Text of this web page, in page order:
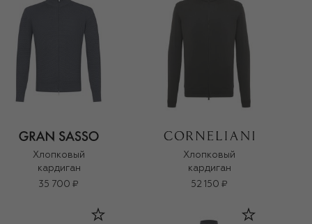
Хлопковый
кардиган
35 700 ₽
Хлопковый
кардиган
52 150 ₽